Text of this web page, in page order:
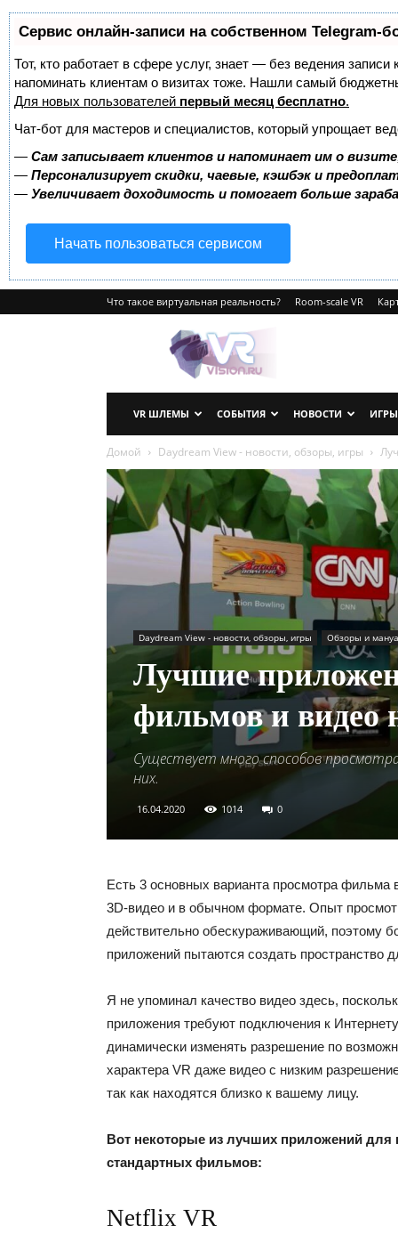
Сервис онлайн-записи на собственном Telegram-
Тот, кто работает в сфере услуг, знает — без ведения
напоминать клиентам о визитах тоже. Нашли самый
Для новых пользователей первый месяц бесплатно.
Чат-бот для мастеров и специалистов, который упрощает
— Сам записывает клиентов и напоминает им о
— Персонализирует скидки, чаевые, кэшбэк и
— Увеличивает доходимость и помогает больше
Начать пользоваться сервисом
Что такое виртуальная реальность? Room-scale VR
VRvision.ru
VR ШЛЕМЫ СОБЫТИЯ НОВОСТИ ИГРЫ
Домой Daydream View - новости, обзоры, игры
Daydream View - новости, обзоры, игры Обзоры и
Лучшие
фильмов и видео
Существует много способов
них.
16.04.2020 1014 0
Есть 3 основных варианта просмотра фильма
3D-видео и в обычном формате. Опыт
действительно обескураживающий, поэтому
приложений пытаются создать пространство
Я не упоминал качество видео здесь,
приложения требуют подключения к
динамически изменять разрешение по
характера VR даже видео с низким
так как находятся близко к вашему лицу.
Вот некоторые из лучших приложений для
стандартных фильмов:
Netflix VR